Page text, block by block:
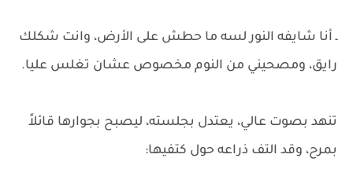
ـ أنا شايفه النور لسه ما حطش على الأرض، وانت شكلك
رايق، ومصحيني من النوم مخصوص عشان تغلس عليا.
تنهد بصوت عالي، يعتدل بجلسته، ليصبح بجوارها قائلاً
بمرح، وقد التف ذراعه حول كتفيها: